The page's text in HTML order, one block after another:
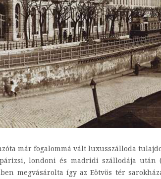
már fogalommá vált luxusszálloda
londoni és madridi szállodája
megvásárolta így az Eötvös tér